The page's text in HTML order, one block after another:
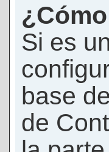
Si es
base
de